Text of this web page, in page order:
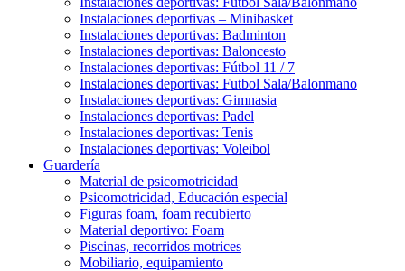
Instalaciones deportivas – Minibasket
Instalaciones deportivas: Badminton
Instalaciones deportivas: Baloncesto
Instalaciones deportivas: Fútbol 11 / 7
Instalaciones deportivas: Futbol Sala/Balonmano
Instalaciones deportivas: Gimnasia
Instalaciones deportivas: Padel
Instalaciones deportivas: Tenis
Instalaciones deportivas: Voleibol
Guardería
Material de psicomotricidad
Psicomotricidad, Educación especial
Figuras foam, foam recubierto
Material deportivo: Foam
Piscinas, recorridos motrices
Mobiliario, equipamiento